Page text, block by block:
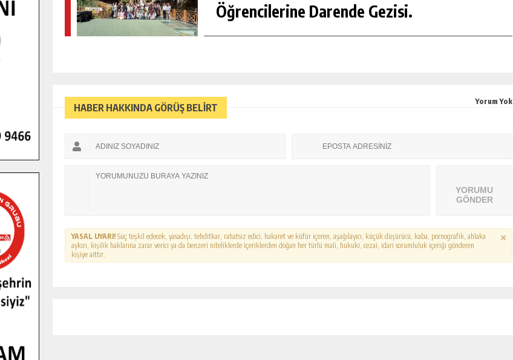
Öğrencilerine Darende Gezisi.
HABER HAKKINDA GÖRÜŞ BELİRT
Yorum Yok
YORUMU
GÖNDER
YASAL UYARI! Suç teşkil edecek, yasadışı, tehditkar, rahatsız edici, hakaret ve küfür içeren, aşağılayıcı, küçük düşürücü, kaba, pornografik, ahlaka
aykırı, kişilik haklarına zarar verici ya da benzeri niteliklerde içeriklerden doğan her türlü mali, hukuki, cezai, idari sorumluluk içeriği gönderen
kişiye aittir.